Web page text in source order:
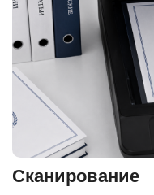
Сканирование